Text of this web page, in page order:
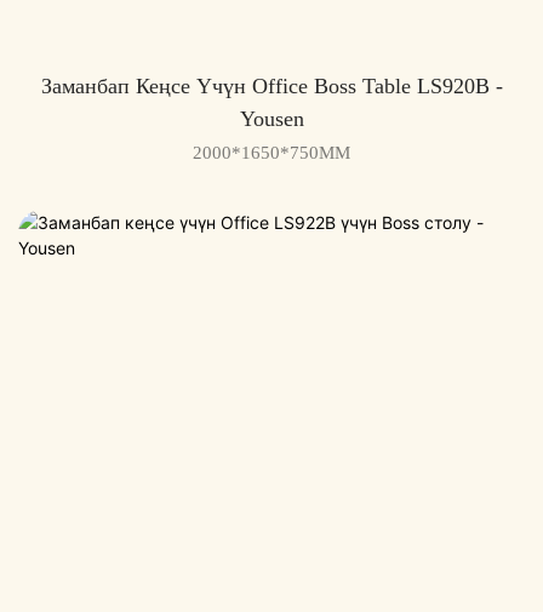
Заманбап Кеңсе Үчүн Office Boss Table LS920B -
Yousen
2000*1650*750MM